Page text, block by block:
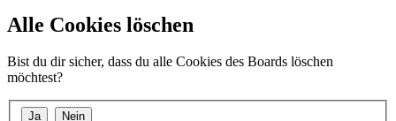
Alle Cookies löschen
Bist du dir sicher, dass du alle Cookies des Boards löschen
möchtest?